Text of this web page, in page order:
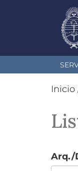
al
Inicio
Arq./